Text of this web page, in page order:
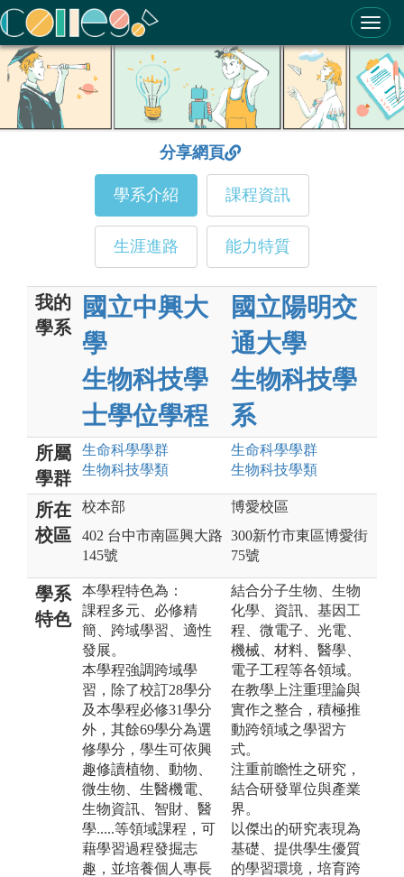
ColleGo! 大學選才與高中育才輔助系統
分享網頁
學系介紹 課程資訊
生涯進路 能力特質
我的
學系
國立中興大
學
生物科技學
士學位學程
國立陽明交
通大學
生物科技學
系
所屬
學群
生命科學學群
生物科技學類
生命科學學群
生物科技學類
所在
校區
校本部
402 台中市南區興大路
145號
博愛校區
300新竹市東區博愛街
75號
學系
特色
本學程特色為：
課程多元、必修精
簡、跨域學習、適性
發展。
本學程強調跨域學
習，除了校訂28學分
及本學程必修31學分
外，其餘69學分為選
修學分，學生可依興
趣修讀植物、動物、
微生物、生醫機電、
生物資訊、智財、醫
學.....等領域課程，可
藉學習過程發掘志
趣，並培養個人專長
結合分子生物、生物
化學、資訊、基因工
程、微電子、光電、
機械、材料、醫學、
電子工程等各領域。
在教學上注重理論與
實作之整合，積極推
動跨領域之學習方
式。
注重前瞻性之研究，
結合研發單位與產業
界。
以傑出的研究表現為
基礎、提供學生優質
的學習環境，培育跨